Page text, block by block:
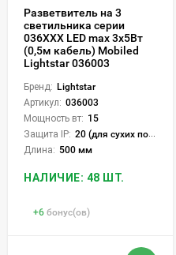
Разветвитель на 3
светильника серии
036XXX LED max 3x5Вт
(0,5м кабель) Mobiled
Lightstar 036003
Бренд: Lightstar
Артикул: 036003
Мощность вт: 15
Защита IP: 20 (для сухих пом.)
Длина: 500 мм
НАЛИЧИЕ: 48 ШТ.
+6 бонус(ов)